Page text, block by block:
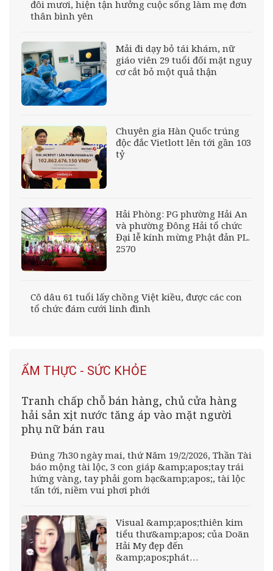
đôi mươi, hiện tận hưởng cuộc sống làm mẹ đơn
thân bình yên
Mải đi dạy bỏ tái khám, nữ
giáo viên 29 tuổi đối mặt nguy
cơ cắt bỏ một quả thận
Chuyên gia Hàn Quốc trúng
độc đắc Vietlott lên tới gần 103
tỷ
Hải Phòng: PG phường Hải An
và phường Đông Hải tổ chức
Đại lễ kính mừng Phật đản PL.
2570
Cô dâu 61 tuổi lấy chồng Việt kiều, được các con
tổ chức đám cưới linh đình
ẨM THỰC - SỨC KHỎE
Tranh chấp chỗ bán hàng, chủ cửa hàng
hải sản xịt nước tăng áp vào mặt người
phụ nữ bán rau
Đúng 7h30 ngày mai, thứ Năm 19/2/2026, Thần Tài
báo mộng tài lộc, 3 con giáp &amp;apos;tay trái
hứng vàng, tay phải gom bạc&amp;apos;, tài lộc
tấn tới, niềm vui phơi phới
Visual &amp;apos;thiên kim
tiểu thư&amp;apos; của Doãn
Hải My đẹp đến
&amp;apos;phát